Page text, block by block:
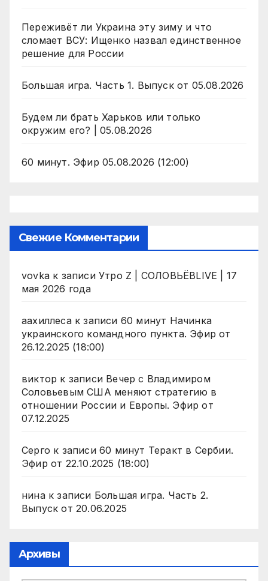
Переживёт ли Украина эту зиму и что
сломает ВСУ: Ищенко назвал единственное
решение для России
Большая игра. Часть 1. Выпуск от 05.08.2026
Будем ли брать Харьков или только
окружим его? | 05.08.2026
60 минут. Эфир 05.08.2026 (12:00)
Свежие Комментарии
vovka к записи Утро Z | СОЛОВЬЁВLIVE | 17
мая 2026 года
аахиллесак записи 60 минут Начинка
украинского командного пункта. Эфир от
26.12.2025 (18:00)
виктор к записи Вечер с Владимиром
Соловьевым США меняют стратегию в
отношении России и Европы. Эфир от
07.12.2025
Серго к записи 60 минут Теракт в Сербии.
Эфир от 22.10.2025 (18:00)
нинак записи Большая игра. Часть 2.
Выпуск от 20.06.2025
Архивы